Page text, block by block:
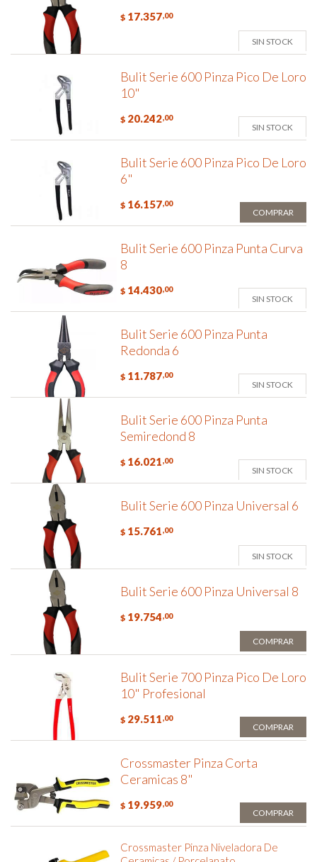
$ 17.357,00
SIN STOCK
Bulit Serie 600 Pinza Pico De Loro
10"
$ 20.242,00
SIN STOCK
Bulit Serie 600 Pinza Pico De Loro
6"
$ 16.157,00
COMPRAR
Bulit Serie 600 Pinza Punta Curva
8
$ 14.430,00
SIN STOCK
Bulit Serie 600 Pinza Punta
Redonda 6
$ 11.787,00
SIN STOCK
Bulit Serie 600 Pinza Punta
Semiredond 8
$ 16.021,00
SIN STOCK
Bulit Serie 600 Pinza Universal 6
$ 15.761,00
SIN STOCK
Bulit Serie 600 Pinza Universal 8
$ 19.754,00
COMPRAR
Bulit Serie 700 Pinza Pico De Loro
10" Profesional
$ 29.511,00
COMPRAR
Crossmaster Pinza Corta
Ceramicas 8"
$ 19.959,00
COMPRAR
Crossmaster Pinza Niveladora De